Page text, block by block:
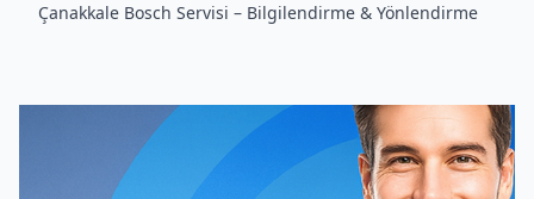
Çanakkale Bosch Servisi – Bilgilendirme & Yönlendirme